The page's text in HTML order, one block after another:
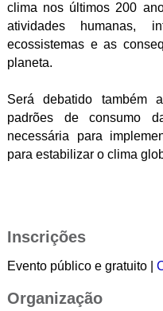
clima nos últimos 200
atividades humanas,
ecossistemas e as
planeta.
Será debatido também
padrões de consumo
necessária para
para estabilizar o clima
Inscrições
Evento público e gratuito |
Organização